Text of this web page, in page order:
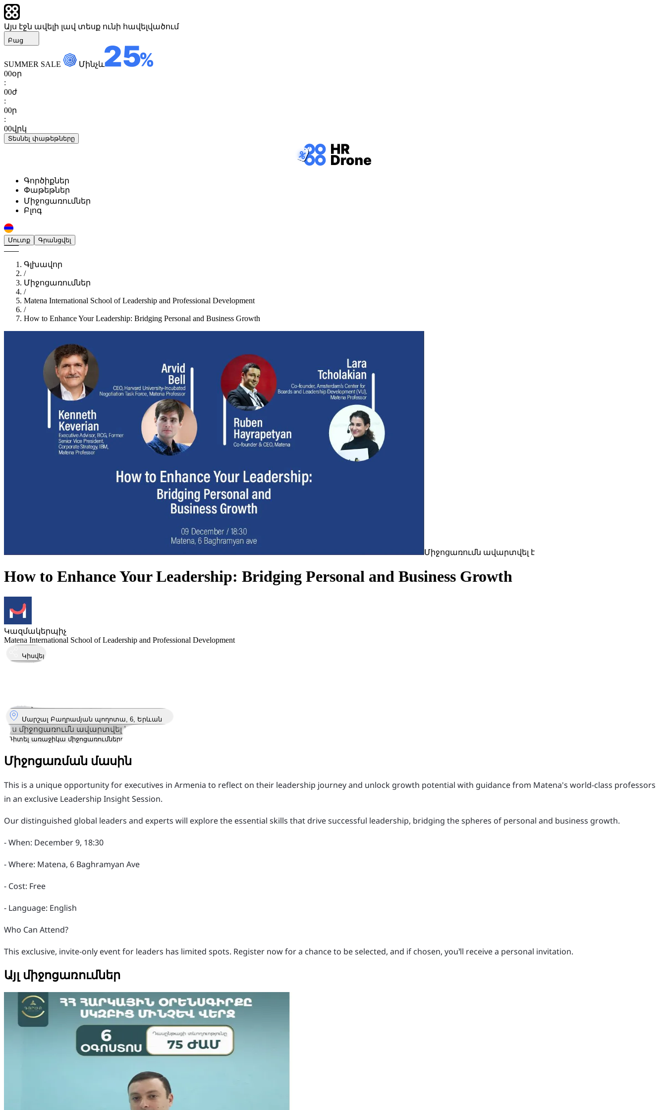
Այս էջն ավելի լավ տեսք ունի հավելվածում
Բաց
SUMMER SALE
Մինչև
00օր
:
00ժ
:
00ր
:
00վրկ
Տեսնել փաթեթները
Գործիքներ
Փաթեթներ
Միջոցառումներ
Բլոգ
Մուտք Գրանցվել
Գլխավոր
/
Միջոցառումներ
/
Matena International School of Leadership and Professional Development
/
How to Enhance Your Leadership: Bridging Personal and Business Growth
Միջոցառումն ավարտվել է
How to Enhance Your Leadership: Bridging Personal and Business Growth
Կազմակերպիչ
Matena International School of Leadership and Professional Development
Կիսվել
Կայացել է
Մարշալ Բաղրամյան պողոտա, 6, Երևան
Այս միջոցառումն ավարտվել է
Դիտել առաջիկա միջոցառումները
Միջոցառման մասին
This is a unique opportunity for executives in Armenia to reflect on their leadership journey and unlock growth potential with guidance from Matena's world-class professors
in an exclusive Leadership Insight Session.
Our distinguished global leaders and experts will explore the essential skills that drive successful leadership, bridging the spheres of personal and business growth.
- When: December 9, 18:30
- Where: Matena, 6 Baghramyan Ave
- Cost: Free
- Language: English
Who Can Attend?
This exclusive, invite-only event for leaders has limited spots. Register now for a chance to be selected, and if chosen, you’ll receive a personal invitation.
Այլ միջոցառումներ